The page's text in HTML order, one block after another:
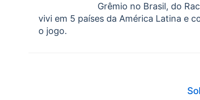
Grêmio no Brasil, do
vivi em 5 países da América Latina e
o jogo.